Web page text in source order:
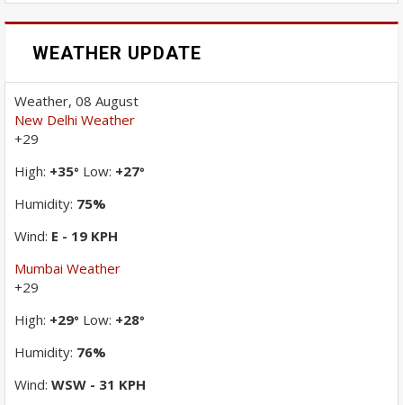
WEATHER UPDATE
Weather, 08 August
New Delhi Weather
+29
High: +35° Low: +27°
Humidity: 75%
Wind: E - 19 KPH
Mumbai Weather
+29
High: +29° Low: +28°
Humidity: 76%
Wind: WSW - 31 KPH